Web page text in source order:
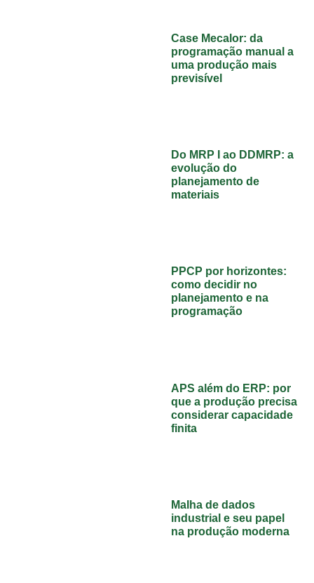
Case Mecalor: da
programação manual a
uma produção mais
previsível
Do MRP I ao DDMRP: a
evolução do
planejamento de
materiais
PPCP por horizontes:
como decidir no
planejamento e na
programação
APS além do ERP: por
que a produção precisa
considerar capacidade
finita
Malha de dados
industrial e seu papel
na produção moderna